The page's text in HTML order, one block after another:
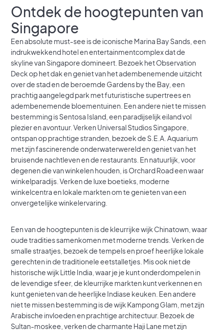
Ontdek de hoogtepunten van
Singapore
Een absolute must-see is de iconische Marina Bay Sands, een
indrukwekkend hotel en entertainmentcomplex dat de
skyline van Singapore domineert. Bezoek het Observation
Deck op het dak en geniet van het adembenemende uitzicht
over de stad en de beroemde Gardens by the Bay, een
prachtig aangelegd park met futuristische supertrees en
adembenemende bloementuinen. Een andere niet te missen
bestemming is Sentosa Island, een paradijselijk eiland vol
plezier en avontuur. Verken Universal Studios Singapore,
ontspan op prachtige stranden, bezoek de S.E.A. Aquarium
met zijn fascinerende onderwaterwereld en geniet van het
bruisende nachtleven en de restaurants. En natuurlijk, voor
degenen die van winkelen houden, is Orchard Road een waar
winkelparadijs. Verken de luxe boetieks, moderne
winkelcentra en lokale markten om te genieten van een
onvergetelijke winkelervaring.
Een van de hoogtepunten is de kleurrijke wijk Chinatown, waar
oude tradities samenkomen met moderne trends. Verken de
smalle straatjes, bezoek de tempels en proef heerlijke lokale
gerechten in de traditionele eetstalletjes. Mis ook niet de
historische wijk Little India, waar je je kunt onderdompelen in
de levendige sfeer, de kleurrijke markten kunt verkennen en
kunt genieten van de heerlijke Indiase keuken. Een andere
niet te missen bestemming is de wijk Kampong Glam, met zijn
Arabische invloeden en prachtige architectuur. Bezoek de
Sultan-moskee, verken de charmante Haji Lane met zijn